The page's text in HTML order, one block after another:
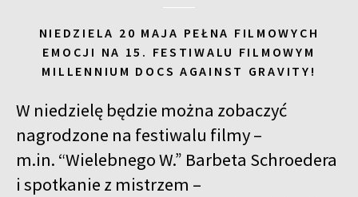
NIEDZIELA 20 MAJA PEŁNA FILMOWYCH
EMOCJI NA 15. FESTIWALU FILMOWYM
MILLENNIUM DOCS AGAINST GRAVITY!
W niedzielę będzie można zobaczyć
nagrodzone na festiwalu filmy –
m.in. “Wielebnego W.” Barbeta Schroedera
i spotkanie z mistrzem –